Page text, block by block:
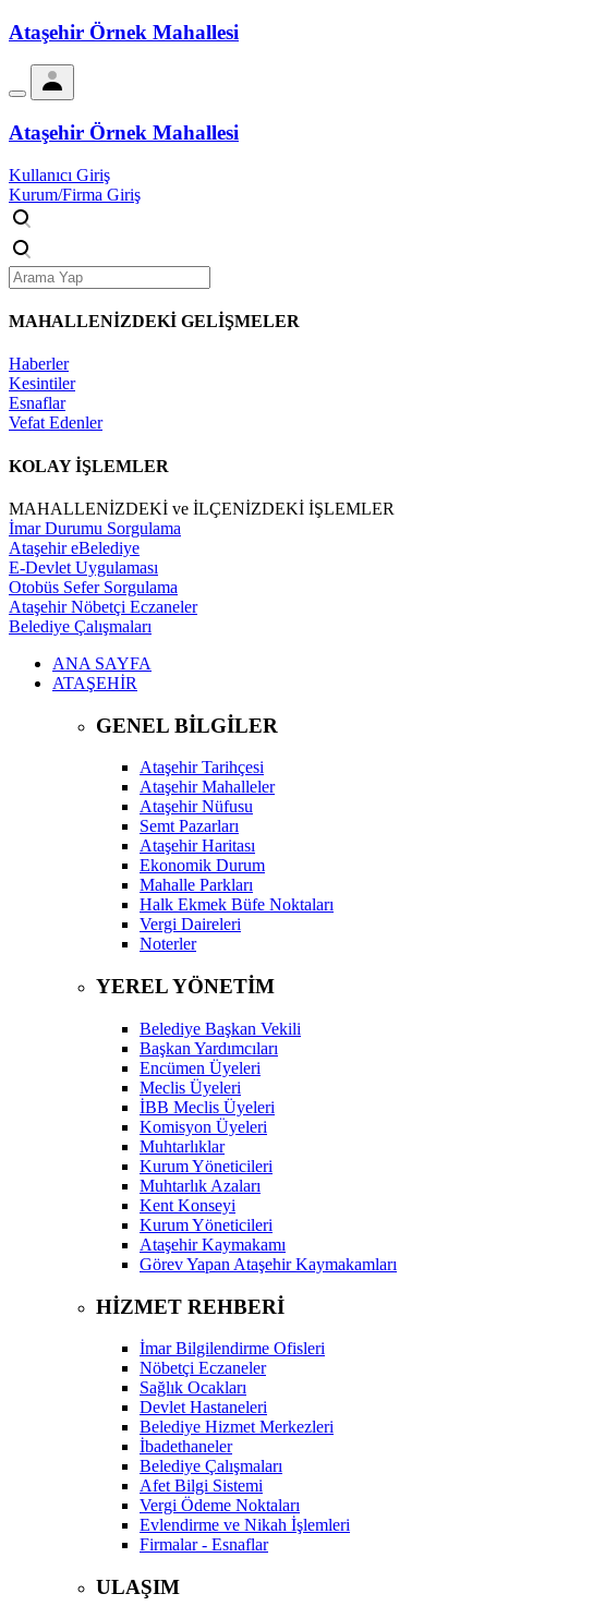
Ataşehir Örnek Mahallesi
Ataşehir Örnek Mahallesi
Kullanıcı Giriş
Kurum/Firma Giriş
MAHALLENİZDEKİ GELİŞMELER
Haberler
Kesintiler
Esnaflar
Vefat Edenler
KOLAY İŞLEMLER
MAHALLENİZDEKİ ve İLÇENİZDEKİ İŞLEMLER
İmar Durumu Sorgulama
Ataşehir eBelediye
E-Devlet Uygulaması
Otobüs Sefer Sorgulama
Ataşehir Nöbetçi Eczaneler
Belediye Çalışmaları
ANA SAYFA
ATAŞEHİR
GENEL BİLGİLER
Ataşehir Tarihçesi
Ataşehir Mahalleler
Ataşehir Nüfusu
Semt Pazarları
Ataşehir Haritası
Ekonomik Durum
Mahalle Parkları
Halk Ekmek Büfe Noktaları
Vergi Daireleri
Noterler
YEREL YÖNETİM
Belediye Başkan Vekili
Başkan Yardımcıları
Encümen Üyeleri
Meclis Üyeleri
İBB Meclis Üyeleri
Komisyon Üyeleri
Muhtarlıklar
Kurum Yöneticileri
Muhtarlık Azaları
Kent Konseyi
Kurum Yöneticileri
Ataşehir Kaymakamı
Görev Yapan Ataşehir Kaymakamları
HİZMET REHBERİ
İmar Bilgilendirme Ofisleri
Nöbetçi Eczaneler
Sağlık Ocakları
Devlet Hastaneleri
Belediye Hizmet Merkezleri
İbadethaneler
Belediye Çalışmaları
Afet Bilgi Sistemi
Vergi Ödeme Noktaları
Evlendirme ve Nikah İşlemleri
Firmalar - Esnaflar
ULAŞIM